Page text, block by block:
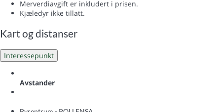
Merverdiavgift er inkludert i prisen.
Kjæledyr ikke tillatt.
Kart og distanser
Interessepunkt
Avstander